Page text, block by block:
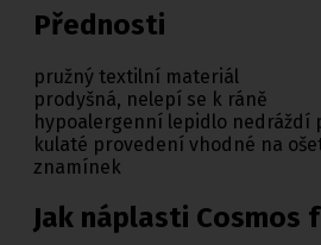
Přednosti
pružný textilní materiál
prodyšná, nelepí se k ráně
hypoalergenní lepidlo nedráždí
kulaté provedení vhodné na
znamínek
Jak náplasti Cosmos